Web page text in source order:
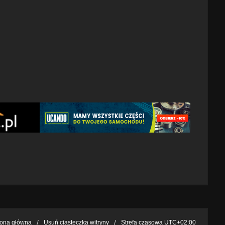
główna Usuń ciasteczka witryny Strefa czasowa UTC+02:00